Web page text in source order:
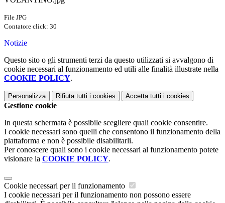
File JPG
Contatore click: 30
Notizie
Questo sito o gli strumenti terzi da questo utilizzati si avvalgono di
cookie necessari al funzionamento ed utili alle finalità illustrate nella
COOKIE POLICY.
Personalizza Rifiuta tutti i cookies Accetta tutti i cookies
Gestione cookie
In questa schermata è possibile scegliere quali cookie consentire.
I cookie necessari sono quelli che consentono il funzionamento della
piattaforma e non è possibile disabilitarli.
Per conoscere quali sono i cookie necessari al funzionamento potete
visionare la COOKIE POLICY.
Cookie necessari per il funzionamento
I cookie necessari per il funzionamento non possono essere